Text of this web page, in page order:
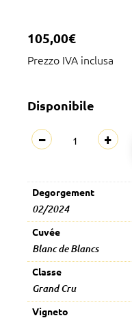
105,00€
Prezzo IVA inclusa
Disponibile
−
Quintile
de
Blancs
Grand
Cru
Extra
Brut
quantità
+
Degorgement
02/2024
Cuvée
Blanc de Blancs
Classe
Grand Cru
Vigneto